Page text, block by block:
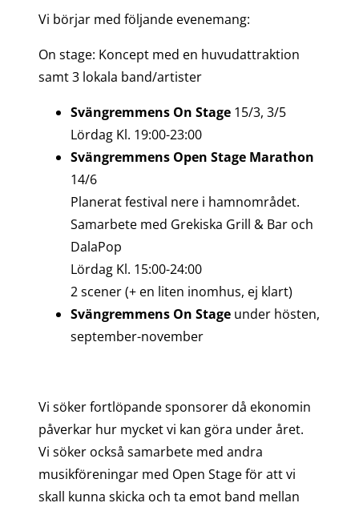
Vi börjar med följande evenemang:
On stage: Koncept med en huvudattraktion
samt 3 lokala band/artister
Svängremmens On Stage 15/3, 3/5
Lördag Kl. 19:00-23:00
Svängremmens Open Stage Marathon
14/6
Planerat festival nere i hamnområdet.
Samarbete med Grekiska Grill & Bar och
DalaPop
Lördag Kl. 15:00-24:00
2 scener (+ en liten inomhus, ej klart)
Svängremmens On Stage under hösten,
september-november
Vi söker fortlöpande sponsorer då ekonomin
påverkar hur mycket vi kan göra under året.
Vi söker också samarbete med andra
musikföreningar med Open Stage för att vi
skall kunna skicka och ta emot band mellan